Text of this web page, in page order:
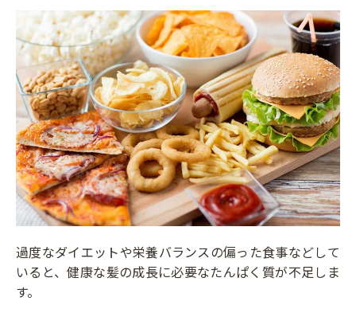
過度なダイエットや栄養バランスの偏った食事などして
いると、健康な髪の成長に必要なたんぱく質が不足しま
す。